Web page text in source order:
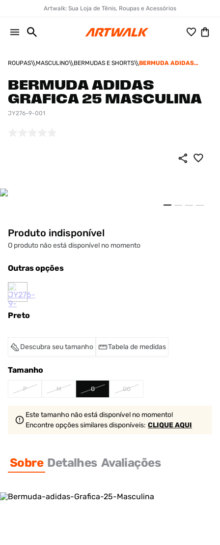
Artwalk: Sua Loja de Tênis, Roupas e Acessórios
ROUPAS MASCULINO BERMUDAS E SHORTS
BERMUDA ADIDAS
BERMUDA ADIDAS
GRAFICA 25 MASCULINA
JY276-9-001
Produto indisponível
O produto não está disponível no momento
Outras opções
Preto
Descubra seu tamanho Tabela de medidas
Tamanho
P M G GG
Este tamanho não está disponível no momento!
Encontre opções similaresdisponíveis: CLIQUE AQUI
Sobre Detalhes Avaliações